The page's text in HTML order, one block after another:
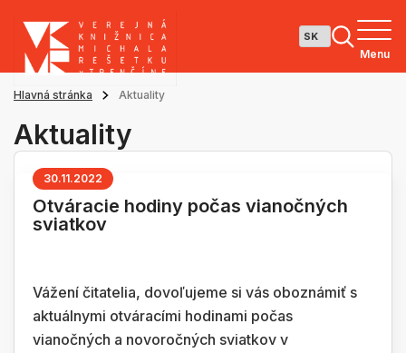
Menu
Hlavná stránka Aktuality
Aktuality
30.11.2022
Otváracie hodiny počas vianočných
sviatkov
Vážení čitatelia, dovoľujeme si vás oboznámiť s
aktuálnymi otváracími hodinami počas
vianočných a novoročných sviatkov v